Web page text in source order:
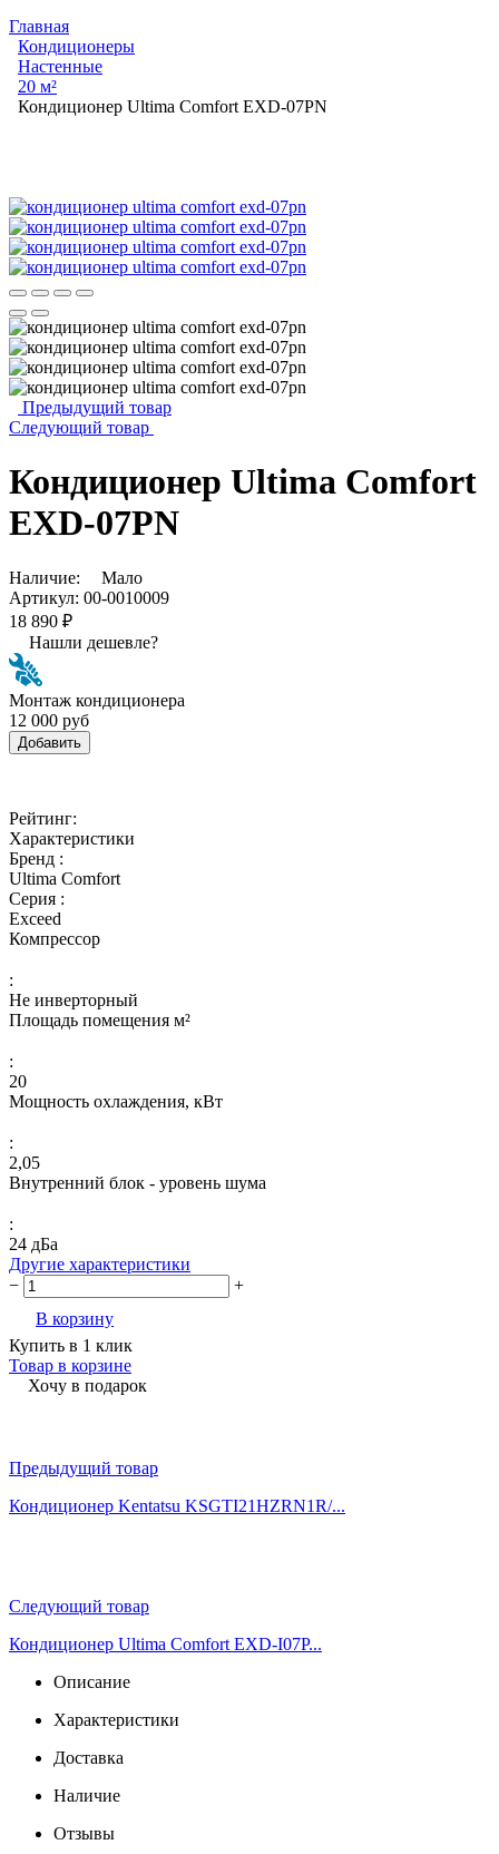
Главная
Кондиционеры
Настенные
20 м²
Кондиционер Ultima Comfort EXD-07PN
Предыдущий товар
Следующий товар
Кондиционер Ultima Comfort
EXD-07PN
Наличие:
Мало
Артикул: 00-0010009
18 890 ₽
Нашли дешевле?
Монтаж кондиционера
12 000 руб
Добавить
Рейтинг:
Характеристики
Бренд :
Ultima Comfort
Серия :
Exceed
Компрессор
:
Не инверторный
Площадь помещения м²
:
20
Мощность охлаждения, кВт
:
2,05
Внутренний блок - уровень шума
:
24 дБа
Другие характеристики
−
+
В корзину
Купить в 1 клик
Товар в корзине
Хочу в подарок
Предыдущий товар
Кондиционер Kentatsu KSGTI21HZRN1R/...
Следующий товар
Кондиционер Ultima Comfort EXD-I07P...
Описание
Характеристики
Доставка
Наличие
Отзывы